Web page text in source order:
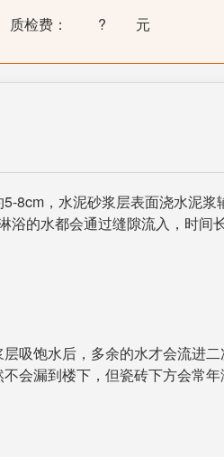
质检费：
? 元
8cm，水泥砂浆层表面浇水泥浆
浴的水都会通过缝隙流入，时间
吸饱水后，多余的水才会流进
会漏到楼下，但瓷砖下方会常年